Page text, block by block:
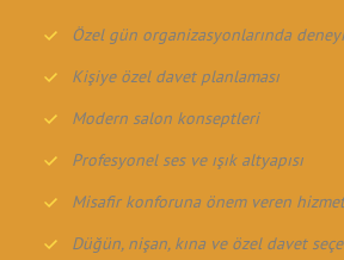
Özel gün organizasyonlarında
Kişiye özel davet planlaması
Modern salon konseptleri
Profesyonel ses ve ışık altyapısı
Misafir konforuna önem veren hizmet
Düğün, nişan, kına ve özel davet